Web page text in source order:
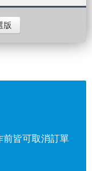
版
前皆可取消訂單